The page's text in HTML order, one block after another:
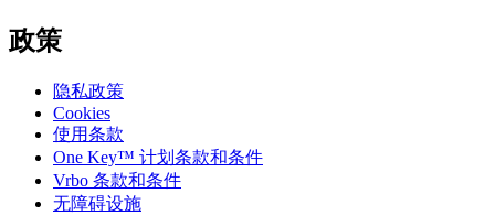
政策
隐私政策
Cookies
使用条款
One Key™ 计划条款和条件
Vrbo 条款和条件
无障碍设施